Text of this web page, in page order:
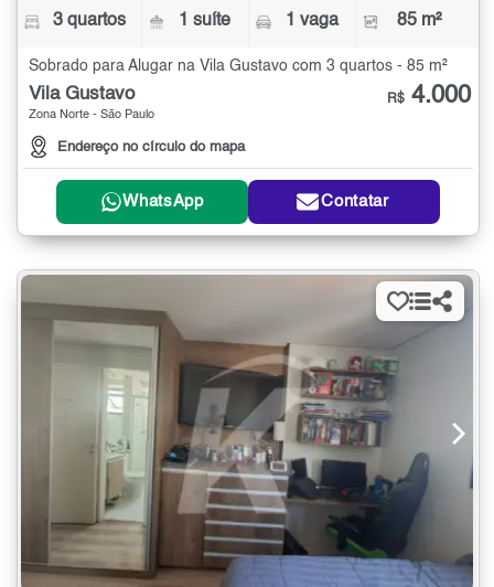
3 quartos 1 suíte 1 vaga 85 m²
Sobrado para Alugar na Vila Gustavo com 3 quartos - 85 m²
Vila Gustavo
Zona Norte - São Paulo
Endereço no círculo do mapa
R$ 4.000
WhatsApp Contatar